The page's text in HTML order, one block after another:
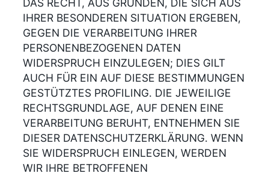
DAS RECHT, AUS GRÜNDEN, DIE SICH AUS
IHRER BESONDEREN SITUATION ERGEBEN,
GEGEN DIE VERARBEITUNG IHRER
PERSONENBEZOGENEN DATEN
WIDERSPRUCH EINZULEGEN; DIES GILT
AUCH FÜR EIN AUF DIESE BESTIMMUNGEN
GESTÜTZTES PROFILING. DIE JEWEILIGE
RECHTSGRUNDLAGE, AUF DENEN EINE
VERARBEITUNG BERUHT, ENTNEHMEN SIE
DIESER DATENSCHUTZERKLÄRUNG. WENN
SIE WIDERSPRUCH EINLEGEN, WERDEN
WIR IHRE BETROFFENEN